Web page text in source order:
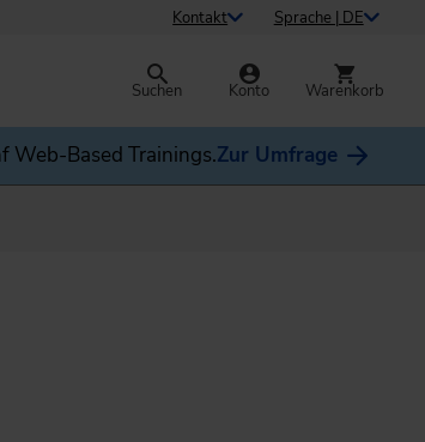
Kontakt Sprache | DE
Suchen Konto Warenkorb
Web-Based Trainings.Zur Umfrage